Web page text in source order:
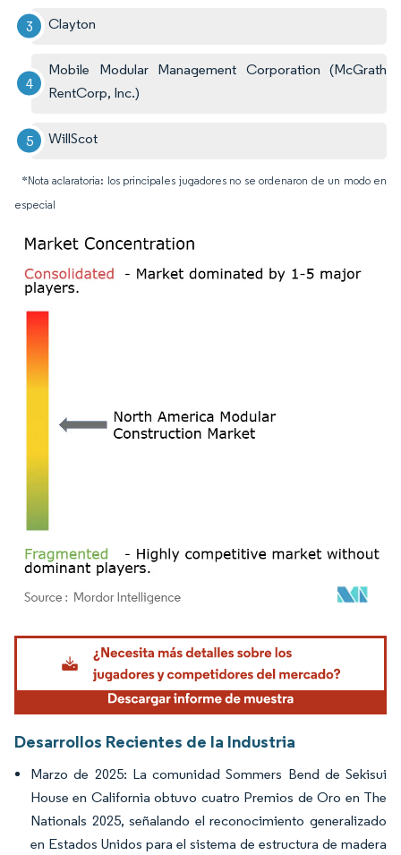
Clayton
Mobile Modular Management Corporation (McGrath
RentCorp, Inc.)
WillScot
*Nota aclaratoria: los principales jugadores no se ordenaron de un modo en
especial
Imagen © Mordor Intelligence. El uso requiere atribución según CC BY 4.0.
Desarrollos Recientes de la Industria
Marzo de 2025: La comunidad Sommers Bend de Sekisui
House en California obtuvo cuatro Premios de Oro en The
Nationals 2025, señalando el reconocimiento generalizado
en Estados Unidos para el sistema de estructura de madera